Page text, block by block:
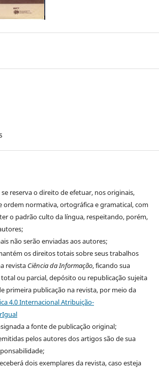
reserva o direito de efetuar, nos originais,
ordem normativa, ortográfica e gramatical, com
o padrão culto da língua, respeitando, porém,
não serão enviadas aos autores;
os direitos totais sobre seus trabalhos
revista Ciência da Informação, ficando sua
ou parcial, depósito ou republicação sujeita
primeira publicação na revista, por meio da
4.0 Internacional Atribuição-
a fonte de publicação original;
pelos autores dos artigos são de sua
dois exemplares da revista, caso esteja